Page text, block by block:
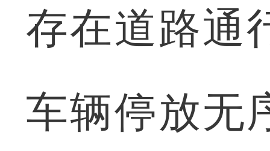
存在道路通
车辆停放无